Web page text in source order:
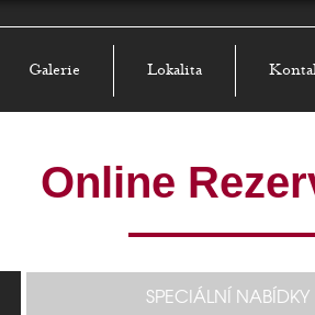
Galerie Lokalita
Online
SPECIÁLNÍ NABÍDKY